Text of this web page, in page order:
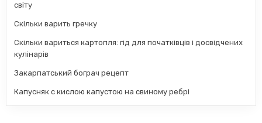
світу
Скільки варить гречку
Скільки вариться картопля: гід для початківців і досвідчених
кулінарів
Закарпатський бограч рецепт
Капусняк с кислою капустою на свиному ребрі